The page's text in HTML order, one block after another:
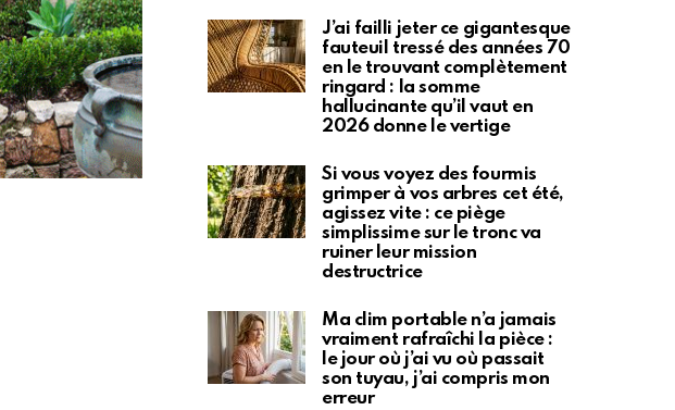
J’ai failli jeter ce gigantesque
fauteuil tressé des années 70
en le trouvant complètement
ringard : la somme
hallucinante qu’il vaut en
2026 donne le vertige
Si vous voyez des fourmis
grimper à vos arbres cet été,
agissez vite : ce piège
simplissime sur le tronc va
ruiner leur mission
destructrice
Ma clim portable n’a jamais
vraiment rafraîchi la pièce :
le jour où j’ai vu où passait
son tuyau, j’ai compris mon
erreur